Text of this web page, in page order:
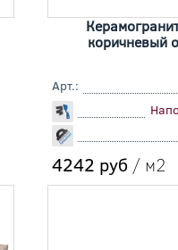
коричневый
Арт.:
4242 руб / м2